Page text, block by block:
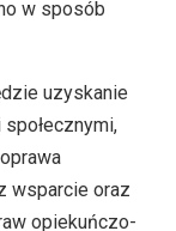
w sposób
uzyskanie
wsparcie oraz
opiekuńczo-